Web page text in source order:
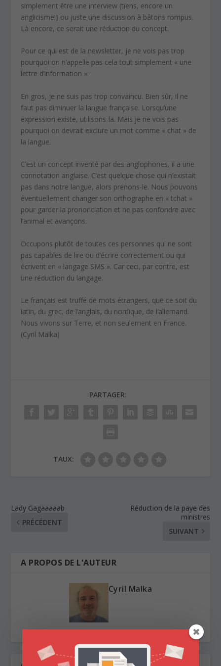
simplement être une interview (tiens, encore un
anglicisme!) ou juste une discussion à bâtons rompus.
Là encore, ce serait une réduction du concept.
Pour ce qui est de la newsletter, je ne vois pas trop
pourquoi on n’appelle pas cela tout simplement « une
lettre d’information ».
En gros, je ne suis pas trop convaincu. Bien sûr, il ne
faut pas diminuer la langue française. Lorsqu’une
expression existe, utilisons-la. Mais je ne vois pas
pourquoi on devrait exclure un mot comme « chat » de
la langue.
C’est un concept inventé par des anglophones, il a une
connotation anglaise. C’est quelque chose qui n’existait
pas dans notre langue, alors prenons-le. Nous pouvons
éventuellement changer son orthographe en « tchat »
pour garder la prononciation et ne pas confondre avec
l’animal et avançons.
Occupons plutôt de toutes ces personnes qui ne sont
pas capables de lire ou d’écrire correctement ou qui
écrivent en « langage SMS ». Car ceci, par contre, est
une réduction du langage.
Le français est truffé de mots étrangers, que ce soit du
latin, du grec, de l’anglais, du nordique, de l’allemand.
Nous vivons sur Terre, et non seulement en France.
(Cyril Malka)
PARTAGER:
TAUX:
Lady Gagaaaaab
PRÉCÉDENT
Réduction de la paye des
ministres
SUIVANT
A PROPOS DE L'AUTEUR
Cyril Malka